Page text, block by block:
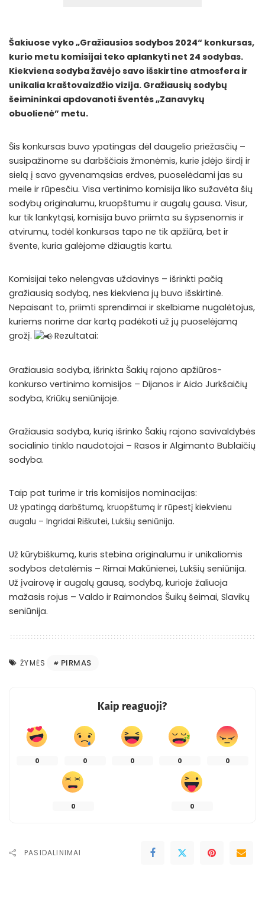
Šakiuose vyko „Gražiausios sodybos 2024“ konkursas,
kurio metu komisijai teko aplankyti net 24 sodybas.
Kiekviena sodyba žavėjo savo išskirtine atmosfera ir
unikalia kraštovaizdžio vizija. Gražiausių sodybų
šeimininkai apdovanoti šventės „Zanavykų
obuolienė” metu.
Šis konkursas buvo ypatingas dėl daugelio priežasčių –
susipažinome su darbščiais žmonėmis, kurie įdėjo širdį ir
sielą į savo gyvenamąsias erdves, puoselėdami jas su
meile ir rūpesčiu. Visa vertinimo komisija liko sužavėta šių
sodybų originalumu, kruopštumu ir augalų gausa. Visur,
kur tik lankytąsi, komisija buvo priimta su šypsenomis ir
atvirumu, todėl konkursas tapo ne tik apžiūra, bet ir
švente, kuria galėjome džiaugtis kartu.
Komisijai teko nelengvas uždavinys – išrinkti pačią
gražiausią sodybą, nes kiekviena jų buvo išskirtinė.
Nepaisant to, priimti sprendimai ir skelbiame nugalėtojus,
kuriems norime dar kartą padėkoti už jų puoselėjamą
grožį.
Rezultatai:
Gražiausia sodyba, išrinkta Šakių rajono apžiūros-
konkurso vertinimo komisijos – Dijanos ir Aido Jurkšaičių
sodyba, Kriūkų seniūnijoje.
Gražiausia sodyba, kurią išrinko Šakių rajono savivaldybės
socialinio tinklo naudotojai – Rasos ir Algimanto Bublaičių
sodyba.
Taip pat turime ir tris komisijos nominacijas:
Už ypatingą darbštumą, kruopštumą ir rūpestį kiekvienu
augalu – Ingridai Riškutei, Lukšių seniūnija.
Už kūrybiškumą, kuris stebina originalumu ir unikaliomis
sodybos detalėmis – Rimai Makūnienei, Lukšių seniūnija.
Už įvairovę ir augalų gausą, sodybą, kurioje žaliuoja
mažasis rojus – Valdo ir Raimondos Šuikų šeimai, Slavikų
seniūnija.
ŽYMĖS PIRMAS
Kaip reaguoji?
0 0 0 0 0
0 0
PASIDALINIMAI